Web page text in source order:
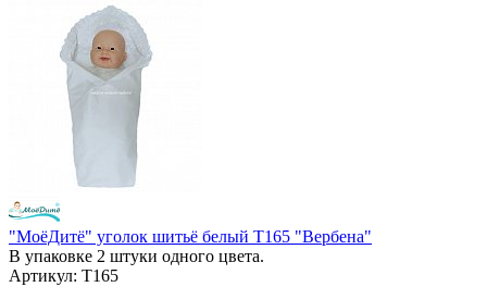
"МоёДитё" уголок шитьё белый Т165 "Вербена"
В упаковке 2 штуки одного цвета.
Артикул: Т165